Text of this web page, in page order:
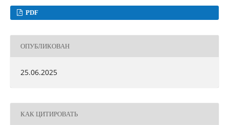
PDF
ОПУБЛИКОВАН
25.06.2025
КАК ЦИТИРОВАТЬ